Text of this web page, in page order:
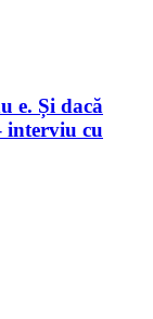
e. Și dacă
interviu cu